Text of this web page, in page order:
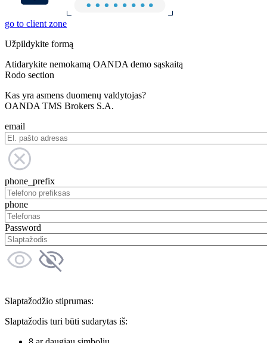
go to client zone
Užpildykite formą
Atidarykite nemokamą OANDA demo sąskaitą
Rodo section
Kas yra asmens duomenų valdytojas?
OANDA TMS Brokers S.A.
email
phone_prefix
phone
Password
Slaptažodžio stiprumas:
Slaptažodis turi būti sudarytas iš: